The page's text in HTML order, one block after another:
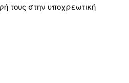
τους στην υποχρεωτική